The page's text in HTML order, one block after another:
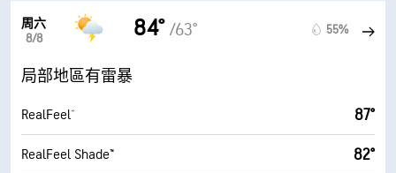
周六
8/8
84° /63° 55%
局部地區有雷暴
RealFeel® 87°
RealFeel Shade™ 82°